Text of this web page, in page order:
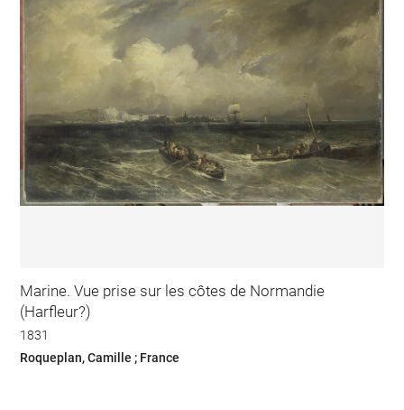
Marine. Vue prise sur les côtes de Normandie
(Harfleur?)
1831
Roqueplan, Camille ; France